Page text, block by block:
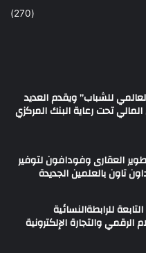
(270)
للشباب” ويقدم العديد
تحت رعاية البنك المركزي
العقارى وفودافون لتوفير
چرمين عامر تنضم إلى منظمة G100 التابعة للرابطةالنسائية